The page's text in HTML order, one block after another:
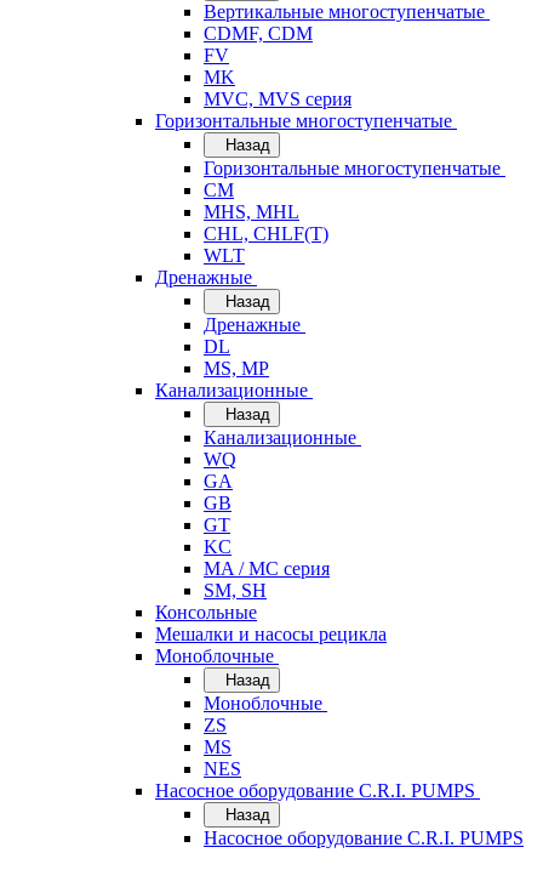
Вертикальные многоступенчатые
CDMF, CDM
FV
MK
MVC, MVS серия
Горизонтальные многоступенчатые
Назад
Горизонтальные многоступенчатые
CM
MHS, MHL
CHL, CHLF(T)
WLT
Дренажные
Назад
Дренажные
DL
MS, MP
Канализационные
Назад
Канализационные
WQ
GA
GB
GT
KC
MA / MC серия
SM, SH
Консольные
Мешалки и насосы рецикла
Моноблочные
Назад
Моноблочные
ZS
MS
NES
Насосное оборудование C.R.I. PUMPS
Назад
Насосное оборудование C.R.I. PUMPS